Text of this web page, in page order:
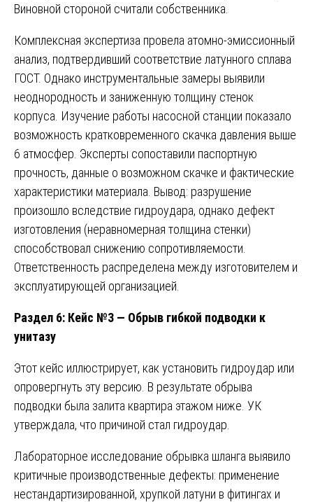
Виновной стороной считали собственника.
Комплексная экспертиза провела атомно-эмиссионный
анализ, подтвердивший соответствие латунного сплава
ГОСТ. Однако инструментальные замеры выявили
неоднородность и заниженную толщину стенок
корпуса. Изучение работы насосной станции показало
возможность кратковременного скачка давления выше
6 атмосфер. Эксперты сопоставили паспортную
прочность, данные о возможном скачке и фактические
характеристики материала. Вывод: разрушение
произошло вследствие гидроудара, однако дефект
изготовления (неравномерная толщина стенки)
способствовал снижению сопротивляемости.
Ответственность распределена между изготовителем и
эксплуатирующей организацией.
Раздел 6: Кейс №3 — Обрыв гибкой подводки к
унитазу
Этот кейс иллюстрирует, как установить гидроудар или
опровергнуть эту версию. В результате обрыва
подводки была залита квартира этажом ниже. УК
утверждала, что причиной стал гидроудар.
Лабораторное исследование обрывка шланга выявило
критичные производственные дефекты: применение
нестандартизированной, хрупкой латуни в фитингах и